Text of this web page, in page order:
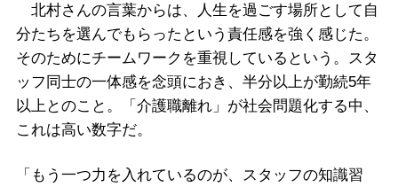
北村さんの言葉からは、人生を過ごす場所として自
分たちを選んでもらったという責任感を強く感じた。
そのためにチームワークを重視しているという。スタ
ッフ同士の一体感を念頭におき、半分以上が勤続5年
以上とのこと。「介護職離れ」が社会問題化する中、
これは高い数字だ。
「もう一つ力を入れているのが、スタッフの知識習